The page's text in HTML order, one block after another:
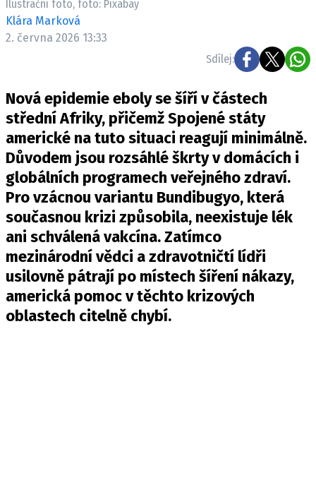
Ilustrační foto, foto: Pixabay
Klára Marková
2. června 2026 13:33
Sdílej:
Nová epidemie eboly se šíří v částech
střední Afriky, přičemž Spojené státy
americké na tuto situaci reagují minimálně.
Důvodem jsou rozsáhlé škrty v domácích i
globálních programech veřejného zdraví.
Pro vzácnou variantu Bundibugyo, která
současnou krizi způsobila, neexistuje lék
ani schválená vakcína. Zatímco
mezinárodní vědci a zdravotničtí lídři
usilovně pátrají po místech šíření nákazy,
americká pomoc v těchto krizových
oblastech citelně chybí.